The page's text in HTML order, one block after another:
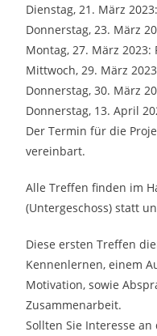
Dienstag, 21. März
Donnerstag, 23. März
Montag, 27. März 2023:
Mittwoch, 29. März
Donnerstag, 30. März
Donnerstag, 13. April
Der Termin für die
vereinbart.
Alle Treffen finden im
(Untergeschoss) statt
Diese ersten Treffen
Kennenlernen, einem
Motivation, sowie
Zusammenarbeit.
Sollten Sie Interesse